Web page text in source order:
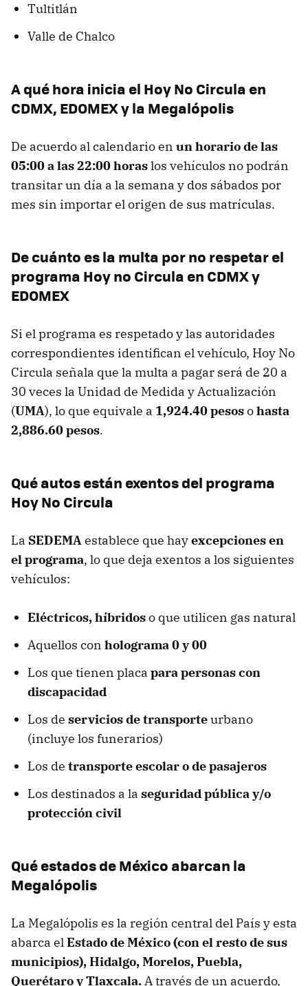
Tultitlán
Valle de Chalco
A qué hora inicia el Hoy No Circula en
CDMX, EDOMEX y la Megalópolis
De acuerdo al calendario en un horario de las
05:00 a las 22:00 horaslos vehículos no podrán
transitar un día a la semana y dos sábados por
mes sin importar el origen de sus matrículas.
De cuánto es la multa por no respetar el
programa Hoy no Circula en CDMX y
EDOMEX
Si el programa es respetado y las autoridades
correspondientes identifican el vehículo, Hoy No
Circula señala que la multa a pagar será de 20 a
30 veces la Unidad de Medida y Actualización
(UMA), lo que equivale a 1,924.40 pesosohasta
2,886.60 pesos.
Qué autos están exentos del programa
Hoy No Circula
La SEDEMAestablece que hayexcepciones en
el programa, lo que deja exentos a los siguientes
vehículos:
Eléctricos, híbridoso que utilicen gas natural
Aquellos con holograma 0 y 00
Los que tienen placa para personas con
discapacidad
Los de servicios de transporteurbano
(incluye los funerarios)
Los de transporte escolar o de pasajeros
Los destinados a la seguridad pública y/o
protección civil
Qué estados de México abarcan la
Megalópolis
La Megalópolis es la región central del País y esta
abarca elEstado de México (con el resto de sus
municipios), Hidalgo, Morelos, Puebla,
Querétaro y Tlaxcala.A través de un acuerdo,